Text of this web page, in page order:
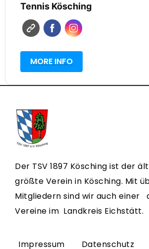
Tennis Kösching
MORE INFO
Der TSV 1897 Kösching ist der
größte Verein in Kösching. Mit
Mitgliedern sind wir auch einer
Vereine im Landkreis Eichstätt.
Impressum Datenschutz